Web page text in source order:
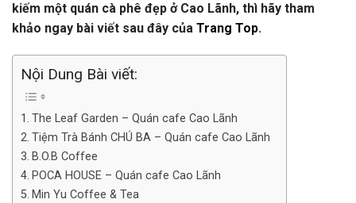
kiếm một quán cà phê đẹp ở Cao Lãnh, thì hãy tham
khảo ngay bài viết sau đây của Trang Top.
Nội Dung Bài viết:
The Leaf Garden – Quán cafe Cao Lãnh
Tiệm Trà Bánh CHÚ BA – Quán cafe Cao Lãnh
B.O.B Coffee
POCA HOUSE – Quán cafe Cao Lãnh
Min Yu Coffee & Tea